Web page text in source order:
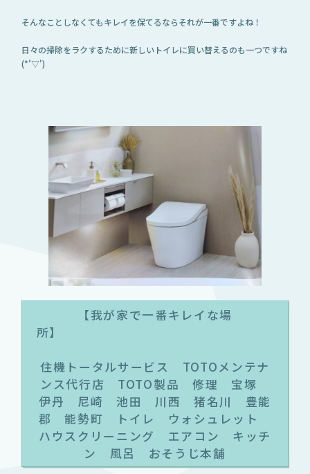
そんなことしなくてもキレイを保てるならそれが一番ですよね！
日々の掃除をラクするために新しいトイレに買い替えるのも一つですね
(*'▽')
【我が家で一番キレイな場
所
住機トータルサービス TOTOメンテナ
ンス代行店 TOTO製品 修理 宝塚
伊丹 尼崎 池田 川西 猪名川 豊能
郡 能勢町 トイレ ウォシュレット
ハウスクリーニング エアコン キッチ
ン 風呂 おそうじ本舗